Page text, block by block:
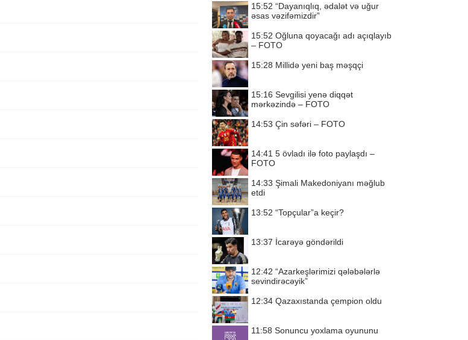
15:52 “Dayanıqlıq, ədalət və uğur
əsas vəzifəmizdir”
15:52 Oğluna qoyacağı adı açıqlayıb
– FOTO
15:28 Millidə yeni baş məşqçi
15:16 Sevgilisi yenə diqqət
mərkəzində – FOTO
14:53 Çin səfəri – FOTO
14:41 5 övladı ilə foto paylaşdı –
FOTO
14:33 Şimali Makedoniyanı məğlub
etdi
13:52 “Topçular”a keçir?
13:37 İcarəyə göndərildi
12:42 “Azarkeşlərimizi qələbələrlə
sevindirəcəyik”
12:34 Qazaxıstanda çempion oldu
11:58 Sonuncu yoxlama oyununu